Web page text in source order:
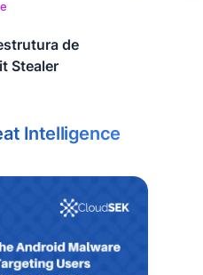
de
Stealer
Intelligence